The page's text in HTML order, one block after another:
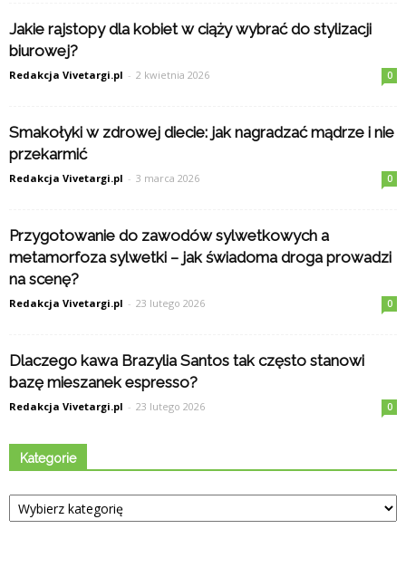
Jakie rajstopy dla kobiet w ciąży wybrać do stylizacji
biurowej?
Redakcja Vivetargi.pl - 2 kwietnia 2026 0
Smakołyki w zdrowej diecie: jak nagradzać mądrze i nie
przekarmić
Redakcja Vivetargi.pl - 3 marca 2026 0
Przygotowanie do zawodów sylwetkowych a
metamorfoza sylwetki – jak świadoma droga prowadzi
na scenę?
Redakcja Vivetargi.pl - 23 lutego 2026 0
Dlaczego kawa Brazylia Santos tak często stanowi
bazę mieszanek espresso?
Redakcja Vivetargi.pl - 23 lutego 2026 0
Kategorie
Kategorie